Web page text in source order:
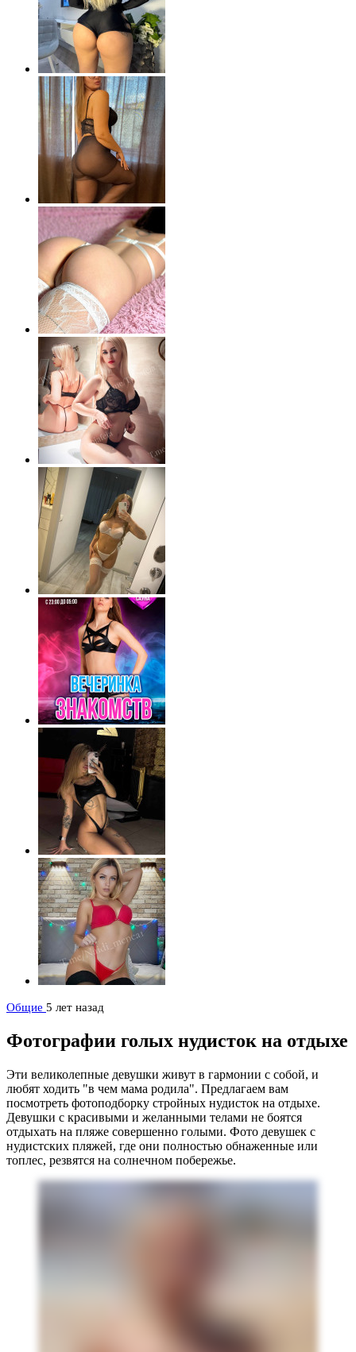
Общие 5 лет назад
Фотографии голых нудисток на отдыхе
Эти великолепные девушки живут в гармонии с собой, и
любят ходить "в чем мама родила". Предлагаем вам
посмотреть фотоподборку стройных нудисток на отдыхе.
Девушки с красивыми и желанными телами не боятся
отдыхать на пляже совершенно голыми. Фото девушек с
нудистских пляжей, где они полностью обнаженные или
топлес, резвятся на солнечном побережье.